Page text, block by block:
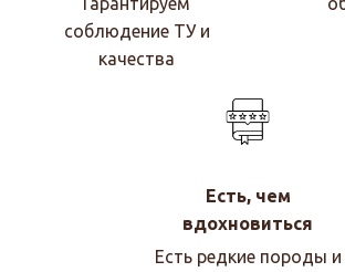
соблюдение ТУ и
качества
Есть, чем
вдохновиться
Есть редкие породы и